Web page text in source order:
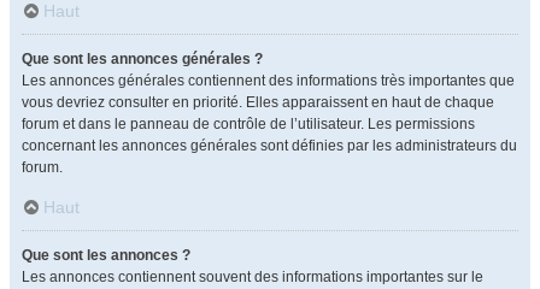
Haut
Que sont les annonces générales ?
Les annonces générales contiennent des informations très importantes que
vous devriez consulter en priorité. Elles apparaissent en haut de chaque
forum et dans le panneau de contrôle de l’utilisateur. Les permissions
concernant les annonces générales sont définies par les administrateurs du
forum.
Haut
Que sont les annonces ?
Les annonces contiennent souvent des informations importantes sur le